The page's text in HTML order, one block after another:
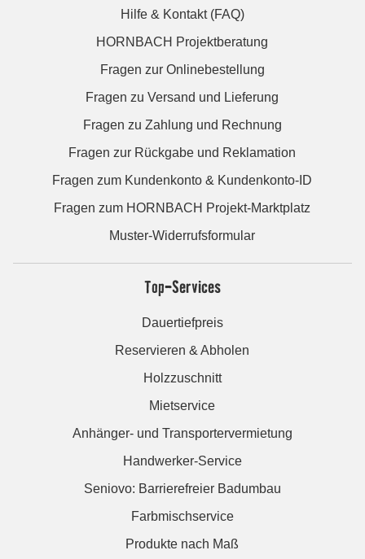
Hilfe & Kontakt (FAQ)
HORNBACH Projektberatung
Fragen zur Onlinebestellung
Fragen zu Versand und Lieferung
Fragen zu Zahlung und Rechnung
Fragen zur Rückgabe und Reklamation
Fragen zum Kundenkonto & Kundenkonto-ID
Fragen zum HORNBACH Projekt-Marktplatz
Muster-Widerrufsformular
Top-Services
Dauertiefpreis
Reservieren & Abholen
Holzzuschnitt
Mietservice
Anhänger- und Transportervermietung
Handwerker-Service
Seniovo: Barrierefreier Badumbau
Farbmischservice
Produkte nach Maß